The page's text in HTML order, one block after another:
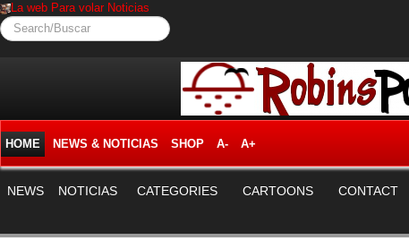
La web Para volar Noticias
Search/Buscar
HOME NEWS & NOTICIAS SHOP A- A+
NEWS NOTICIAS CATEGORIES CARTOONS CONTACT